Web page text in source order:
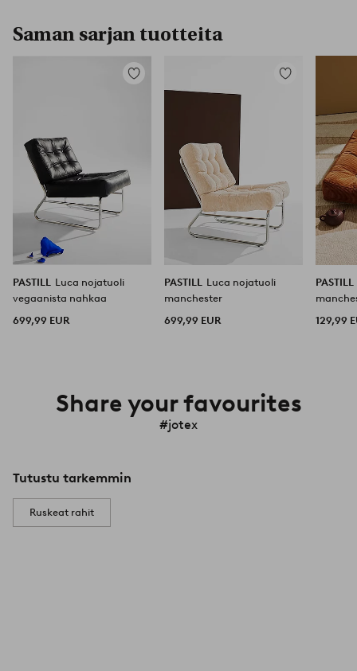
Saman sarjan tuotteita
Lisää
suosikkeihin
PASTILL
Luca nojatuoli
vegaanista nahkaa
699,99 EUR
Lisää
PASTILL
Luca nojatuoli
manchester
699,99 EUR
PASTILL
129,99
Share your favourites
#jotex
Tutustu tarkemmin
Ruskeat rahit